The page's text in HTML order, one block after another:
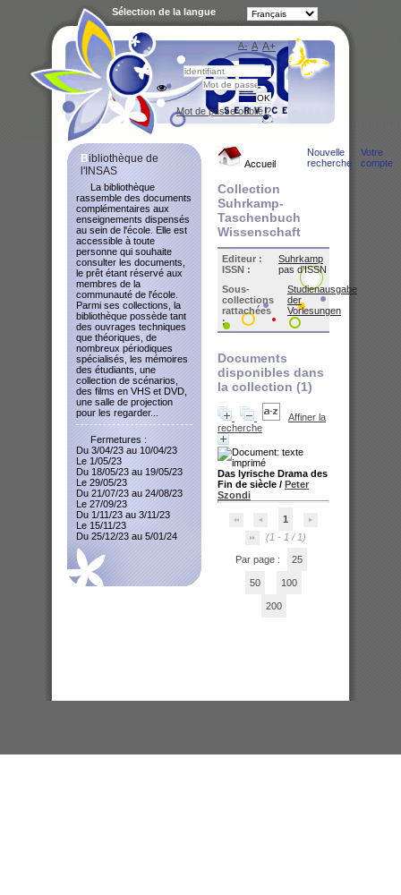
Accueil
Nouvelle
recherche
Votre
compte
Collection
Suhrkamp-
Taschenbuch
Wissenschaft
Editeur :
Suhrkamp
ISSN :
pas d'ISSN
Sous-
collections
rattachées
:
Studienausgabe
der
Vorlesungen
Documents
disponibles dans
la collection (1)
Affiner la
recherche
Das lyrische Drama des
Fin de siècle / Peter
Szondi
1
(1 - 1 / 1)
Par page : 25
50 100
200
Bibliothèque de
l'INSAS
La bibliothèque
rassemble des documents
complémentaires aux
enseignements dispensés
au sein de l'école. Elle est
accessible à toute
personne qui souhaite
consulter les documents,
le prêt étant réservé aux
membres de la
communauté de l'école.
Parmi ses collections, la
bibliothèque possède tant
des ouvrages techniques
que théoriques, de
nombreux périodiques
spécialisés, les mémoires
des étudiants, une
collection de scénarios,
des films en VHS et DVD,
une salle de projection
pour les regarder...
Fermetures :
Du 3/04/23 au 10/04/23
Le 1/05/23
Du 18/05/23 au 19/05/23
Le 29/05/23
Du 21/07/23 au 24/08/23
Le 27/09/23
Du 1/11/23 au 3/11/23
Le 15/11/23
Du 25/12/23 au 5/01/24
A- A A+
Sélection de la langue
Mot de passe oublié ?